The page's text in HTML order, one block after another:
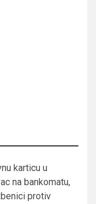
karticu u
na bankomatu,
protiv